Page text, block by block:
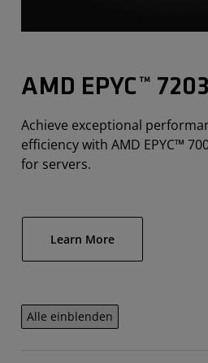
AMD EPYC™
Achieve exceptional
efficiency with AMD EPYC™
for servers.
Learn More
Alle einblenden